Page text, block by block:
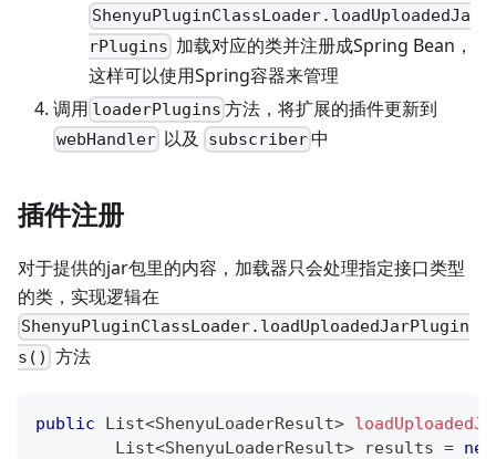
ShenyuPluginClassLoader.loadUploadedJa
rPlugins 加载对应的类并注册成Spring Bean，
这样可以使用Spring容器来管理
调用 loaderPlugins 方法，将扩展的插件更新到
webHandler 以及 subscriber中
插件注册
对于提供的jar包里的内容，加载器只会处理指定接口类型
的类，实现逻辑在
ShenyuPluginClassLoader.loadUploadedJarPlugin
s() 方法
public List<ShenyuLoaderResult>
List<ShenyuLoaderResult> results = new